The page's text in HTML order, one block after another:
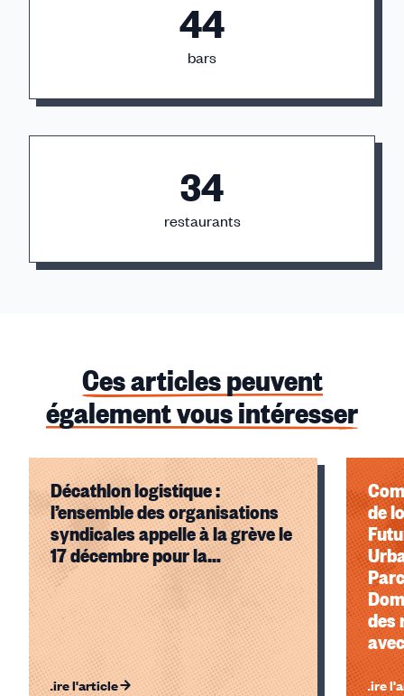
44
bars
34
restaurants
Ces articles peuvent
également vous intéresser
Décathlon logistique :
l’ensemble des organisations
syndicales appelle à la grève le
17 décembre pour la
revalorisation des salaires
Lire l'article
de
des
les
Lire